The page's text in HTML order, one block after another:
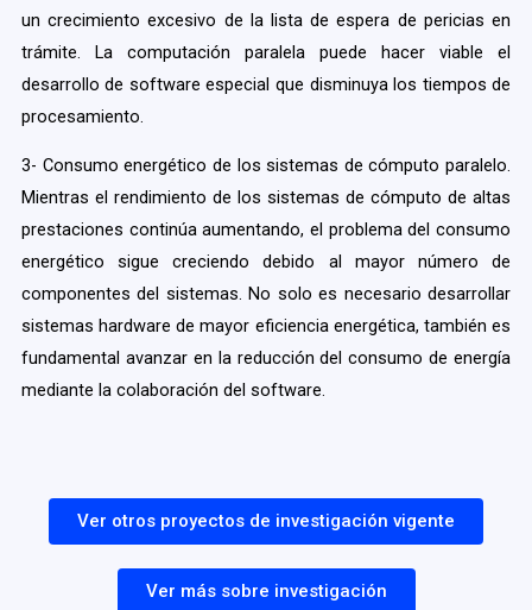
un crecimiento excesivo de la lista de espera de pericias en
trámite. La computación paralela puede hacer viable el
desarrollo de software especial que disminuya los tiempos de
procesamiento.
3- Consumo energético de los sistemas de cómputo paralelo.
Mientras el rendimiento de los sistemas de cómputo de altas
prestaciones continúa aumentando, el problema del consumo
energético sigue creciendo debido al mayor número de
componentes del sistemas. No solo es necesario desarrollar
sistemas hardware de mayor eficiencia energética, también es
fundamental avanzar en la reducción del consumo de energía
mediante la colaboración del software.
Ver otros proyectos de investigación vigente
Ver más sobre investigación